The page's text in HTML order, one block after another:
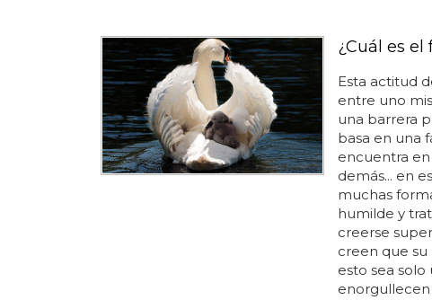
¿Cuál es el
Esta actitud
entre uno
una barrera
basa en una
encuentra
demás... en
muchas
humilde y
creerse
creen que su
esto sea solo
enorgullecen